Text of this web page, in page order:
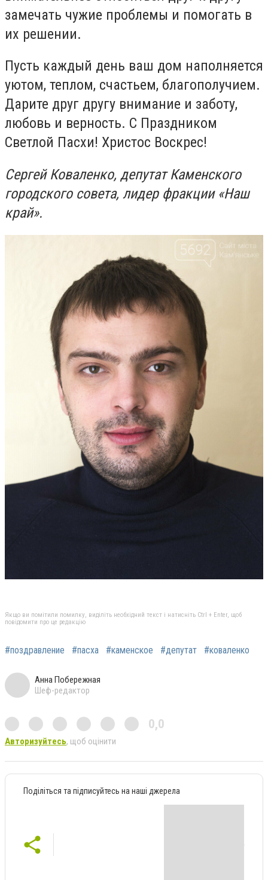
замечать чужие проблемы и помогать в
их решении.
Пусть каждый день ваш дом наполняется
уютом, теплом, счастьем, благополучием.
Дарите друг другу внимание и заботу,
любовь и верность. С Праздником
Светлой Пасхи! Христос Воскрес!
Сергей Коваленко, депутат Каменского
городского совета, лидер фракции «Наш
край».
Якщо ви помітили помилку, виділіть необхідний текст і натисніть Ctrl + Enter, щоб
повідомити про це редакцію
#поздравление #пасха #каменское #депутат #коваленко
Анна Побережная
Шеф-редактор
0,0
Авторизуйтесь, щоб оцінити
Поділіться та підписуйтесь на наші джерела